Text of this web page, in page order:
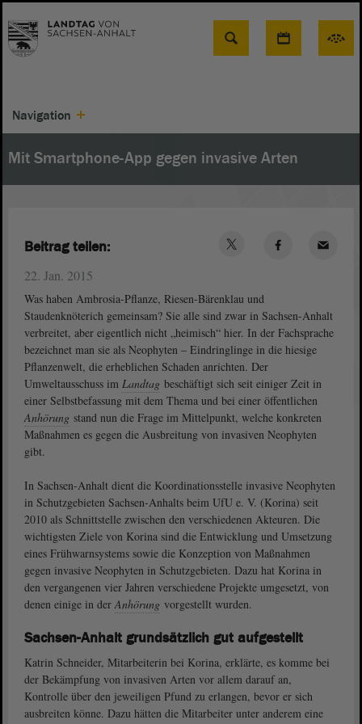
Suche
Navigation
Mit Smartphone-App gegen invasive Arten
22. Jan. 2015
Was haben Ambrosia-Pflanze, Riesen-Bärenklau und
Staudenknöterich gemeinsam? Sie alle sind zwar in Sachsen-Anhalt
verbreitet, aber eigentlich nicht „heimisch“ hier. In der Fachsprache
bezeichnet man sie als Neophyten – Eindringlinge in die hiesige
Pflanzenwelt, die erheblichen Schaden anrichten. Der
Umweltausschuss im Landtag beschäftigt sich seit einiger Zeit in
einer Selbstbefassung mit dem Thema und bei einer öffentlichen
Anhörung stand nun die Frage im Mittelpunkt, welche konkreten
Maßnahmen es gegen die Ausbreitung von invasiven Neophyten
gibt.
In Sachsen-Anhalt dient die Koordinationsstelle invasive Neophyten
in Schutzgebieten Sachsen-Anhalts beim UfU e. V. (Korina) seit
2010 als Schnittstelle zwischen den verschiedenen Akteuren. Die
wichtigsten Ziele von Korina sind die Entwicklung und Umsetzung
eines Frühwarnsystems sowie die Konzeption von Maßnahmen
gegen invasive Neophyten in Schutzgebieten. Dazu hat Korina in
den vergangenen vier Jahren verschiedene Projekte umgesetzt, von
denen einige in derAnhörung vorgestellt wurden.
Sachsen-Anhalt grundsätzlich gut aufgestellt
Katrin Schneider, Mitarbeiterin bei Korina, erklärte, es komme bei
der Bekämpfung von invasiven Arten vor allem darauf an,
Kontrolle über den jeweiligen Pfund zu erlangen, bevor er sich
ausbreiten könne. Dazu hätten die Mitarbeiter unter anderem eine
Beitrag teilen: